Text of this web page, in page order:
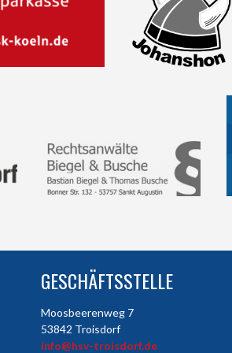
GESCHÄFTSSTELLE
Moosbeerenweg 7
53842 Troisdorf
info@hsv-troisdorf.de